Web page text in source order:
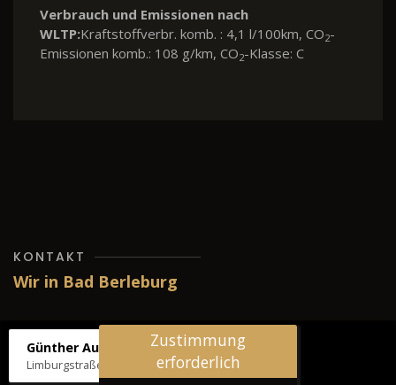
Verbrauch und Emissionen nach
WLTP:Kraftstoffverbr. komb. : 4,1 l/100km, CO2-
Emissionen komb.: 108 g/km, CO2-Klasse: C
KONTAKT
Wir in Bad Berleburg
Günther Autos & Service
Limburgstraße 39, 57319 Bad Berleburg
Zustimmung
erforderlich